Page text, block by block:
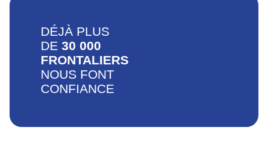
DÉJÀ PLUS
DE 30 000
FRONTALIERS
NOUS FONT
CONFIANCE